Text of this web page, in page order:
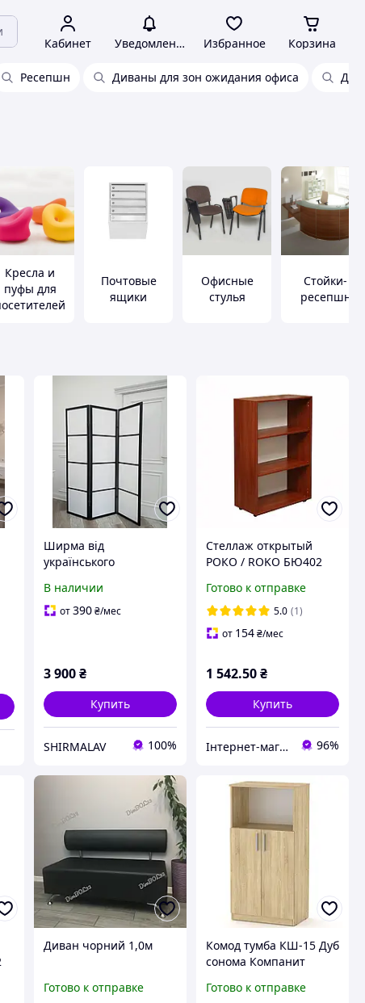
Кабинет Уведомления Избранное Корзина
Ресепшн Диваны для зон ожидания офиса
Кресла и
пуфы для
Почтовые
ящики
Офисные
стулья
Стойки-
ресепшн
Ширма від
українського
В наличии
от390 ₴/мес
3 900 ₴
Купить
SHIRMALAV 100%
Стеллаж открытый
РОКО / ROKO БЮ402
70х34,7х110,3
Готово к отправке
5.0 (1)
от 154₴/мес
1 542.50₴
Купить
Інтернет-магазин "Вітамеблі" 96%
Диван чорний 1,0м
Готово к отправке
Комод тумба КШ-15 Дуб
сонома Компанит
Готово к отправке